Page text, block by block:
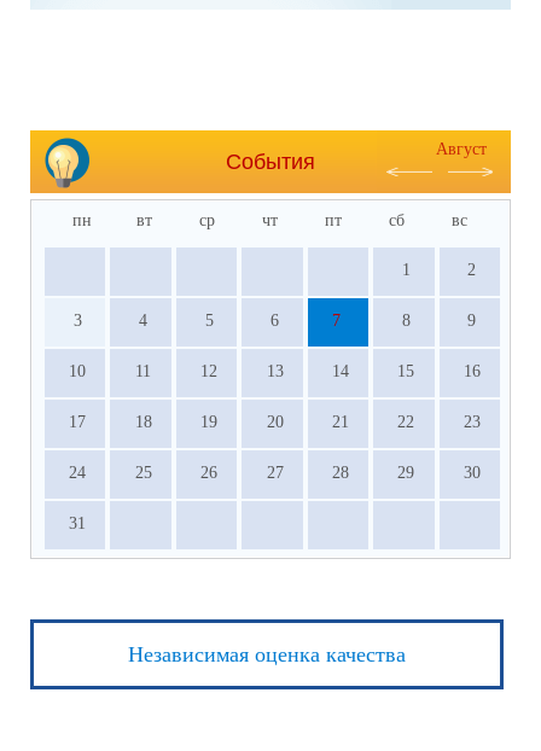
События
Август
пн вт ср чт пт сб вс
1 2
3 4 5 6 7 8 9
10 11 12 13 14 15 16
17 18 19 20 21 22 23
24 25 26 27 28 29 30
31
Независимая оценка качества